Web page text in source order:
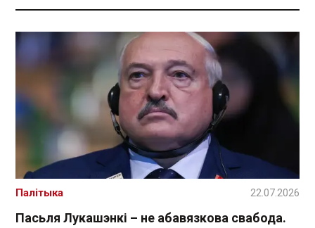
Пасьля Лукашэнкі – не абавязкова свабода.
Палітыка 22.07.2026